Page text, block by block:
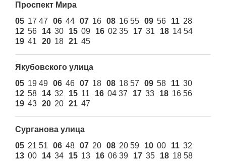
Проспект Мира
05 17 47 06 44 07 16 08 16 55 09 56 11 28
12 56 14 30 15 09 16 02 35 17 31 18 14 54
19 41 20 18 21 45
Якубовского улица
05 19 49 06 46 07 18 08 18 57 09 58 11 30
12 58 14 32 15 11 16 04 37 17 33 18 16 56
19 43 20 20 21 47
Сурганова улица
05 21 51 06 48 07 20 08 20 59 10 00 11 32
13 00 14 34 15 13 16 06 39 17 35 18 18 58